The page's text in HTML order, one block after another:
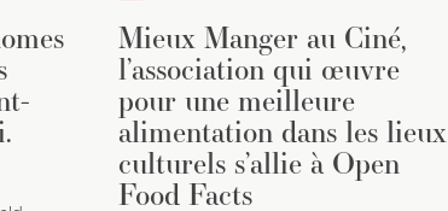
Mieux Manger au Ciné,
l’association qui œuvre
pour une meilleure
alimentation dans les lieux
culturels s’allie à Open
Food Facts